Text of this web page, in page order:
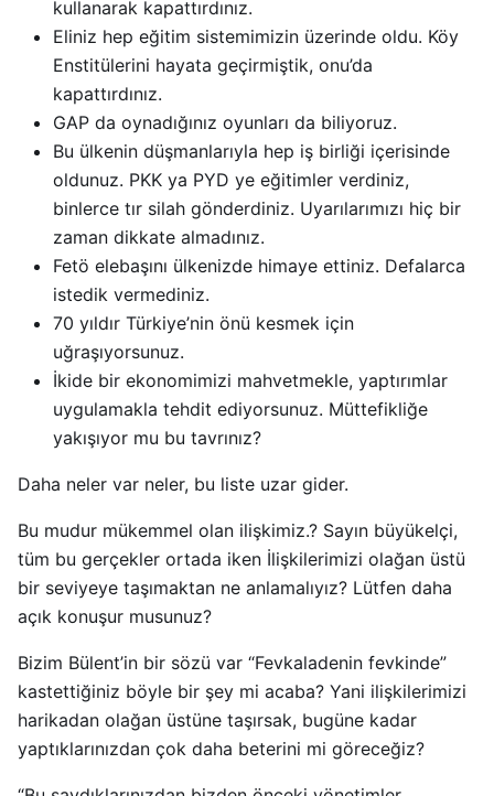
kullanarak kapattırdınız.
Eliniz hep eğitim sistemimizin üzerinde oldu. Köy
Enstitülerini hayata geçirmiştik, onu’da
kapattırdınız.
GAP da oynadığınız oyunları da biliyoruz.
Bu ülkenin düşmanlarıyla hep iş birliği içerisinde
oldunuz. PKK ya PYD ye eğitimler verdiniz,
binlerce tır silah gönderdiniz. Uyarılarımızı hiç bir
zaman dikkate almadınız.
Fetö elebaşını ülkenizde himaye ettiniz. Defalarca
istedik vermediniz.
70 yıldır Türkiye’nin önü kesmek için
uğraşıyorsunuz.
İkide bir ekonomimizi mahvetmekle, yaptırımlar
uygulamakla tehdit ediyorsunuz. Müttefikliğe
yakışıyor mu bu tavrınız?
Daha neler var neler, bu liste uzar gider.
Bu mudur mükemmel olan ilişkimiz.? Sayın büyükelçi,
tüm bu gerçekler ortada iken İlişkilerimizi olağan üstü
bir seviyeye taşımaktan ne anlamalıyız? Lütfen daha
açık konuşur musunuz?
Bizim Bülent’in bir sözü var “Fevkaladenin fevkinde”
kastettiğiniz böyle bir şey mi acaba? Yani ilişkilerimizi
harikadan olağan üstüne taşırsak, bugüne kadar
yaptıklarınızdan çok daha beterini mi göreceğiz?